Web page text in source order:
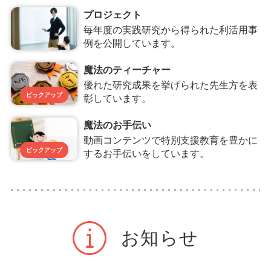
プロジェクト
毎年度の実践研究から得られた利活用事
例を公開しています。
ピックアップ
魔法のティーチャー
優れた研究成果を挙げられた先生方を表
彰しています。
ピックアップ
魔法のお手伝い
動画コンテンツで特別支援教育を豊かに
するお手伝いをしています。
お知らせ